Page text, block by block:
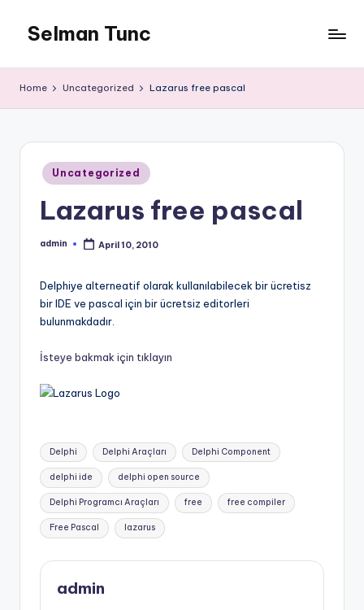
Selman Tunc
Home Uncategorized Lazarus free pascal
Posted
in
Uncategorized
Lazarus free pascal
Posted
admin April 10, 2010
Delphiye alterneatif olarak kullanılabilecek bir ücretisz
bir IDE ve pascal için bir ücretsiz editorleri
bulunmakdadır.
İsteye bakmak için tıklayın
Tags:
Delphi Delphi Araçları Delphi Component
delphi ide delphi open source
Delphi Programcı Araçları free free compiler
Free Pascal lazarus
admin